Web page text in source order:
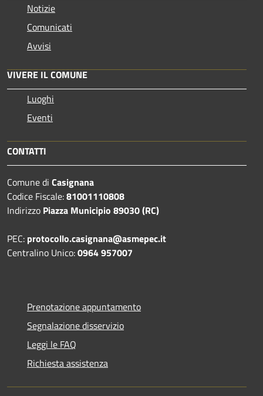
Notizie
Comunicati
Avvisi
VIVERE IL COMUNE
Luoghi
Eventi
CONTATTI
Comune di Casignana
Codice Fiscale:81001110808
Indirizzo Piazza Municipio 89030 (RC)
PEC: protocollo.casignana@asmepec.it
Centralino Unico:0964 957007
Prenotazione appuntamento
Segnalazione disservizio
Leggi le FAQ
Richiesta assistenza